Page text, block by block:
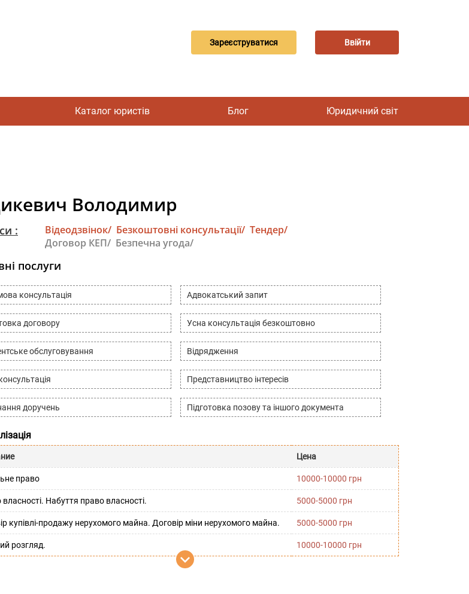
Зареєструватися Ввійти
Каталог юристів Блог Юридичний світ
Володимир
: Відеодзвінок/ Безкоштовні консультації/ Тендер/
Договор КЕП/ Безпечна угода/
послуги
консультація Адвокатський запит
договору Усна консультація безкоштовно
обслуговування Відрядження
Представництво інтересів
доручень Підготовка позову та іншого документа
Цена
право 10000-10000 грн
Набуття право власності. 5000-5000 грн
купівлі-продажу нерухомого майна. Договір міни нерухомого майна. 5000-5000 грн
розгляд. 10000-10000 грн